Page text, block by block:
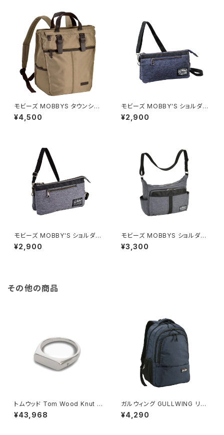
モビーズ MOBBYS タウンシリ
ーズ ユニセックス ビジネスリュ
ック 42547-5H ベージュ ベー
¥4,500
モビーズ MOBBY'S ショルダー
バッグ メンズ レディース 3372
5-3H 杢ポリカジュアルシリー
¥2,900
モビーズ MOBBY'S ショルダー
バッグ メンズ レディース 3372
5-6H 杢ポリカジュアルシリー
¥2,900
モビーズ MOBBYS ショルダー
バッグ ユニセックス 33700-0
6 ダークグレー グレー
¥3,300
その他の商品
トムウッド Tom Wood Knut R
ing リング 100572-54 シルバ
ー
¥43,968
ガルウィング GULLWING リュ
ック 23L 軽量 大容量 デイパッ
ク 42603-3h メンズ ネイビー
¥4,290